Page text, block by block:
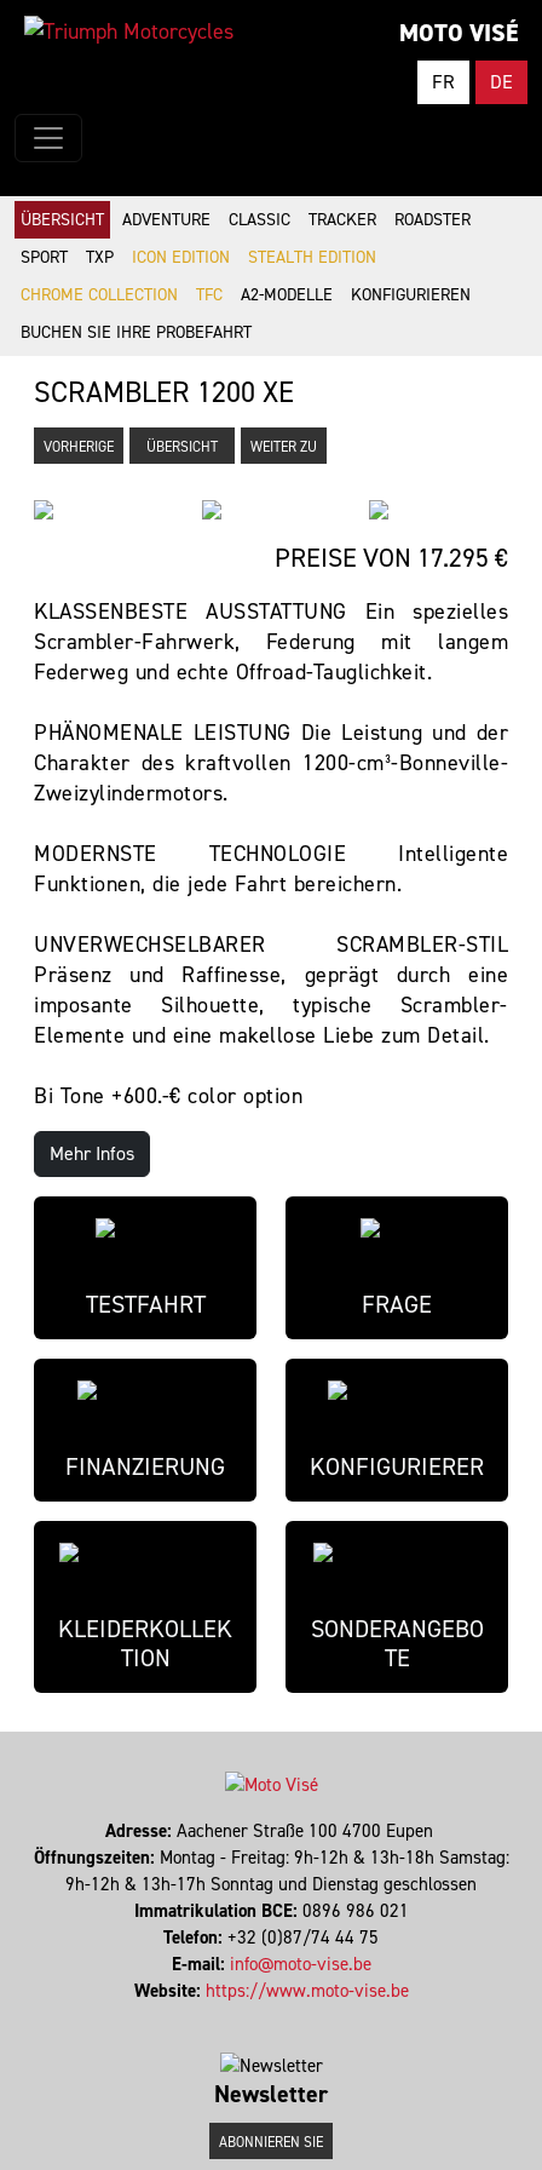
MOTO VISÉ
FR DE
ÜBERSICHT ADVENTURE CLASSIC TRACKER
ROADSTER
SPORT
TXP ICON EDITION
STEALTH EDITION
CHROME COLLECTION
TFC A2-MODELLE
KONFIGURIEREN
BUCHEN SIE IHRE PROBEFAHRT
SCRAMBLER 1200 XE
VORHERIGE ÜBERSICHT WEITER ZU
PREISE VON 17.295 €
KLASSENBESTE AUSSTATTUNG Ein spezielles
Scrambler-Fahrwerk, Federung mit langem
Federweg und echte Offroad-Tauglichkeit.
PHÄNOMENALE LEISTUNG Die Leistung und der
Charakter des kraftvollen 1200-cm³-Bonneville-
Zweizylindermotors.
MODERNSTE TECHNOLOGIE Intelligente
Funktionen, die jede Fahrt bereichern.
UNVERWECHSELBARER SCRAMBLER-STIL
Präsenz und Raffinesse, geprägt durch eine
imposante Silhouette, typische Scrambler-
Elemente und eine makellose Liebe zum Detail.
Bi Tone +600.-€ color option
Mehr Infos
TESTFAHRT FRAGE
FINANZIERUNG KONFIGURIERER
KLEIDERKOLLEK
TION
SONDERANGEBO
TE
Adresse: Aachener Straße 100 4700 Eupen
Öffnungszeiten: Montag - Freitag: 9h-12h & 13h-18h Samstag:
9h-12h & 13h-17h Sonntag und Dienstag geschlossen
Immatrikulation BCE: 0896 986 021
Telefon: +32 (0)87/74 44 75
E-mail: info@moto-vise.be
Website: https://www.moto-vise.be
Newsletter
ABONNIEREN SIE